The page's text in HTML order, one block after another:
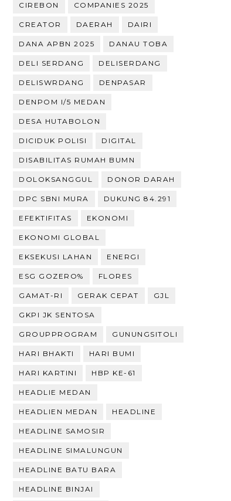
CIREBON COMPANIES 2025
CREATOR DAERAH DAIRI
DANA APBN 2025 DANAU TOBA
DELI SERDANG DELISERDANG
DELISWRDANG DENPASAR
DENPOM I/5 MEDAN
DESA HUTABOLON
DICIDUK POLISI DIGITAL
DISABILITAS RUMAH BUMN
DOLOKSANGGUL DONOR DARAH
DPC SBNI MURA DUKUNG 84.291
EFEKTIFITAS EKONOMI
EKONOMI GLOBAL
EKSEKUSI LAHAN ENERGI
ESG GOZERO% FLORES
GAMAT-RI GERAK CEPAT GJL
GKPI JK SENTOSA
GROUPPROGRAM GUNUNGSITOLI
HARI BHAKTI HARI BUMI
HARI KARTINI HBP KE-61
HEADLIE MEDAN
HEADLIEN MEDAN HEADLINE
HEADLINE SAMOSIR
HEADLINE SIMALUNGUN
HEADLINE BATU BARA
HEADLINE BINJAI